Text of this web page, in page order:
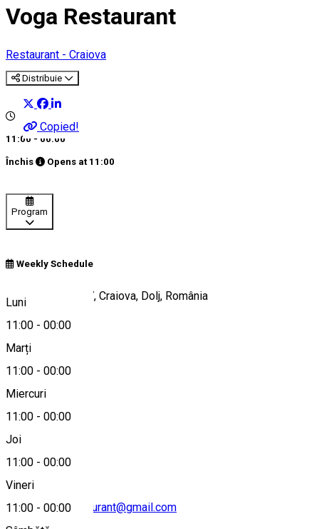
Voga Restaurant
Restaurant - Craiova
Distribuie
Copied!
11:00 - 00:00
Închis Opens at 11:00
Program
Weekly Schedule
Luni
11:00 - 00:00
Marți
11:00 - 00:00
Miercuri
11:00 - 00:00
Joi
11:00 - 00:00
Vineri
11:00 - 00:00
Strada Olteț nr. 27, Craiova, Dolj, România
Hartă
contactvogarestaurant@gmail.com